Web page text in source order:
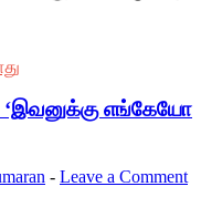
‘இவனுக்கு எங்கேயோ
- Leave a Comment